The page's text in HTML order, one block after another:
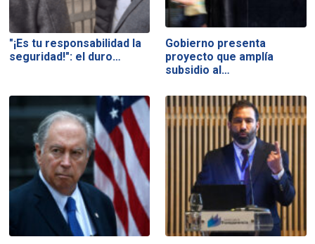
"¡Es tu responsabilidad la
seguridad!": el duro…
Gobierno presenta
proyecto que amplía
subsidio al…